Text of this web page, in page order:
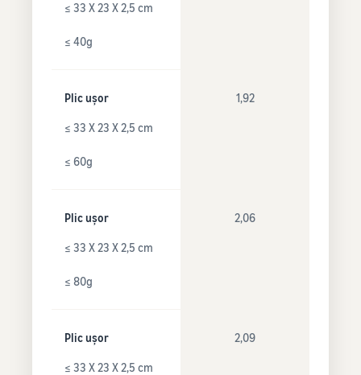
≤ 33 X 23 X 2,5 cm
≤ 40g
Plic ușor
≤ 33 X 23 X 2,5 cm
≤ 60g
1,92
Plic ușor
≤ 33 X 23 X 2,5 cm
≤ 80g
2,06
Plic ușor
≤ 33 X 23 X 2,5 cm
2,09